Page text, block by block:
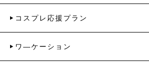
コスプレ応援プラン
ワ―ケーション